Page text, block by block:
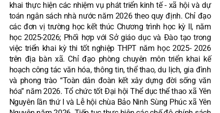
khai thực hiện các nhiệm vụ phát triển kinh tế - xã hội và dự
toán ngân sách nhà nước năm 2026 theo quy định. Chỉ đạo
các đơn vị trường học kết thúc Chương trình học kỳ II, năm
học 2025-2026; Phối hợp với Sở giáo dục và Đào tạo trong
việc triển khai kỳ thi tốt nghiệp THPT năm học 2025- 2026
trên địa bàn xã. Chỉ đạo phòng chuyên môn triển khai kế
hoạch công tác văn hóa, thông tin, thể thao, du lịch, gia đình
và phong trào “Toàn dân đoàn kết xây dựng đời sống văn
hóa” năm 2026. Tổ chức tốt Đại hội Thể dục thể thao xã Yên
Nguyên lần thứ I và Lễ hội chùa Bảo Ninh Sùng Phúc xã Yên